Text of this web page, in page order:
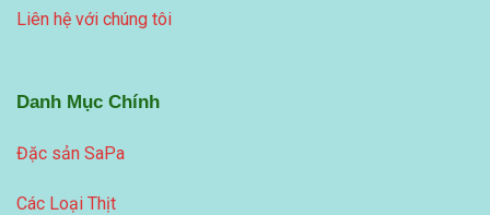
Liên hệ với chúng tôi
Danh Mục Chính
Đặc sản SaPa
Các Loại Thịt